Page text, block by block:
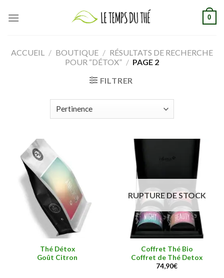
0
ACCUEIL / BOUTIQUE / RÉSULTATS DE RECHERCHE
POUR “DÉTOX” / PAGE 2
FILTRER
Thé Détox
Goût Citron
RUPTURE DE STOCK
Coffret Thé Bio
Coffret de Thé Detox
74,90€